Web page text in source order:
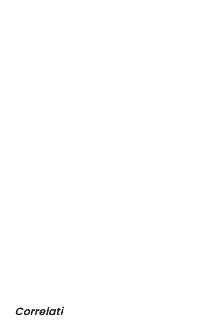
Correlati